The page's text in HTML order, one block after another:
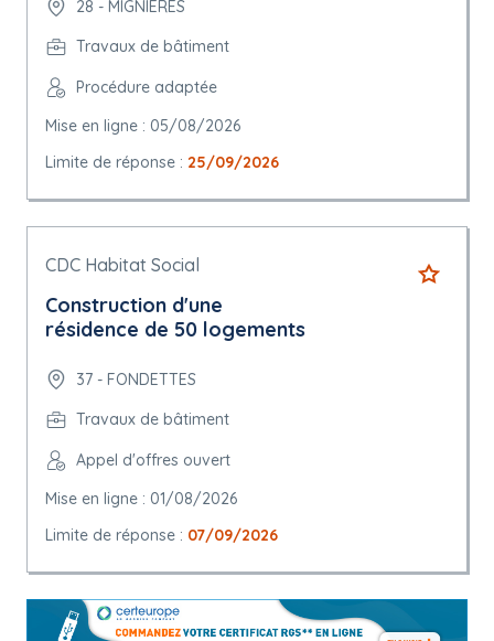
28 - MIGNIERES
Travaux de bâtiment
Procédure adaptée
Mise en ligne : 05/08/2026
Limite de réponse : 25/09/2026
CDC Habitat Social
Construction d'une
résidence de 50 logements
37 - FONDETTES
Travaux de bâtiment
Appel d'offres ouvert
Mise en ligne : 01/08/2026
Limite de réponse : 07/09/2026